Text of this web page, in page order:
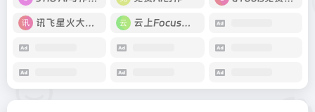
讯飞星火大模型 云上Focus接码